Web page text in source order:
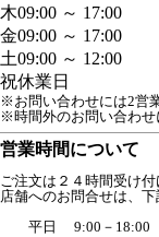
木09:00 ～ 17:00
金09:00 ～ 17:00
土09:00 ～ 12:00
祝休業日
※お問い合わせには2営
※時間外のお問い合わせ
営業時間について
ご注文は２４時間受け付
店舗へのお問合せは、下
平日 9:00－18:00